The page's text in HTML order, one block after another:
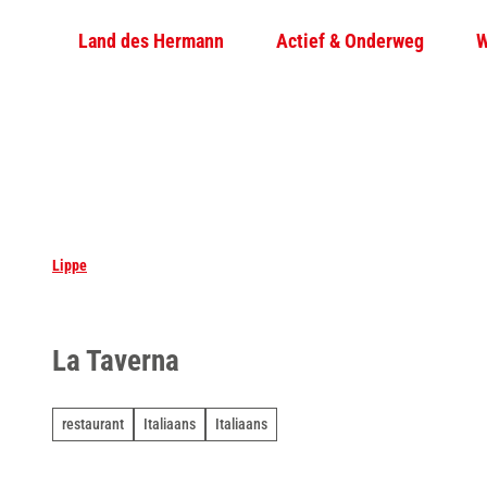
Land des Hermann Actief & Onderweg
Lippe
La Taverna
restaurant Italiaans Italiaans